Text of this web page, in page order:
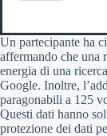
Un partecipante ha
affermando che una
energia di una
Google. Inoltre,
paragonabili a 125
Questi dati hanno
protezione dei dati